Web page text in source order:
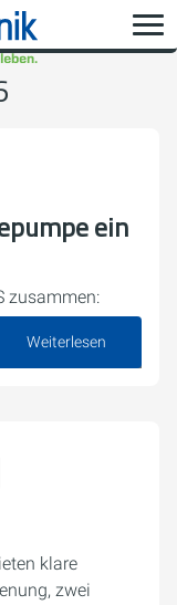
ein
zusammen:
vermeiden.
Weiterlesen
klare
zwei